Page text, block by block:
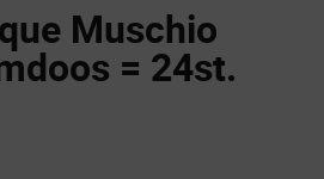
Muschio
= 24st.